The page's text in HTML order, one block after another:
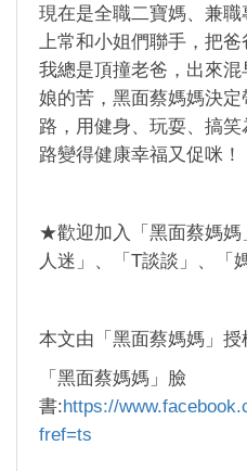
現在是全職二寶媽、兼
上常和小姐們聯手，把
我總是頂撞老爸，出來
娘的苦，黑面蔡媽媽決
路，用健身、玩耍、搞
路變得健康幸福又促咪！
★歡迎加入「黑面蔡媽媽
人迷」、「T談談」、「
本文由「黑面蔡媽媽」授
「黑面蔡媽媽」臉
書:https://
fref=ts